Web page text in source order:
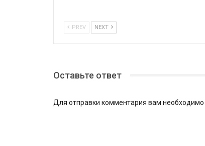
PREV NEXT
Оставьте ответ
Для отправки комментария вам необходимо